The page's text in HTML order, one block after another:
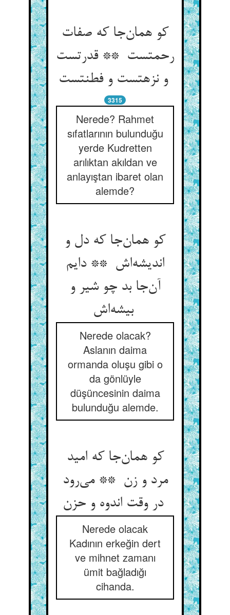
کو همان‌جا که صفات
رحمتست ** قدرتست
و نزهتست و فطنتست
3315
Nerede? Rahmet
sıfatlarının bulunduğu
yerde Kudretten
arılıktan akıldan ve
anlayıştan ibaret olan
alemde?
کو همان‌جا که دل و
اندیشه‌اش ** دایم
آن‌جا بد چو شیر و
بیشه‌اش
Nerede olacak?
Aslanın daima
ormanda oluşu gibi o
da gönlüyle
düşüncesinin daima
bulunduğu alemde.
کو همان‌جا که امید
مرد و زن ** می‌رود
در وقت اندوه و حزن
Nerede olacak
Kadının erkeğin dert
ve mihnet zamanı
ümit bağladığı
cihanda.